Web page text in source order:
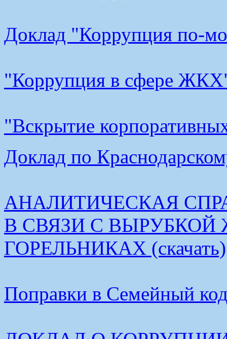
Доклад "Коррупция по-
"Коррупция в сфере ЖКХ"
"Вскрытие
Доклад по
АНАЛИТИЧЕСКАЯ
В СВЯЗИ С
ГОРЕЛЬНИКАХ (скачать)
Поправки в Семейный